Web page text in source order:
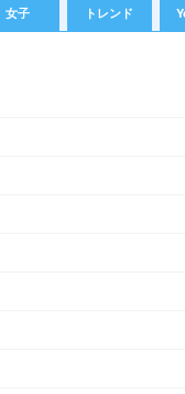
女子 トレンド